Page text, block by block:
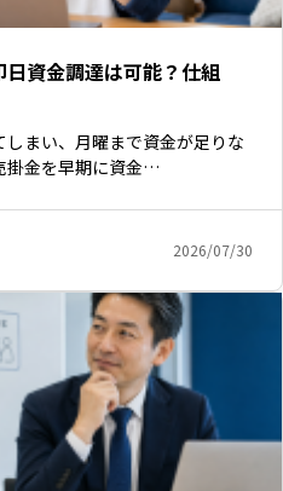
資金調達は可能？仕組
しまい、月曜まで資金が足りな
掛金を早期に資金…
2026/07/30